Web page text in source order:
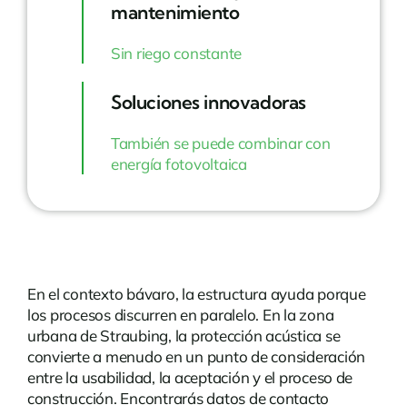
mantenimiento
Sin riego constante
Soluciones innovadoras
También se puede combinar con
energía fotovoltaica
En el contexto bávaro, la estructura ayuda porque
los procesos discurren en paralelo. En la zona
urbana de Straubing, la protección acústica se
convierte a menudo en un punto de consideración
entre la usabilidad, la aceptación y el proceso de
construcción. Encontrarásdatos de contacto